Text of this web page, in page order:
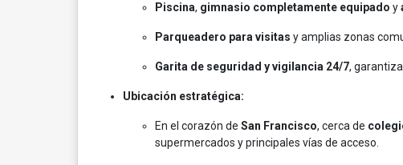
Piscina, gimnasio completamente equipado y
Parqueadero para visitas y amplias zonas
Garita de seguridad y vigilancia 24/7,
Ubicación estratégica:
En el corazón de San Francisco, cerca de
supermercados y principales vías de acceso.